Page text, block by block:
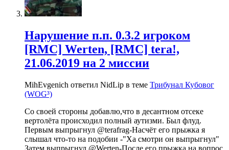
Нарушение п.п. 0.3.2 игроком
[RMC] Werten, [RMC] tera!,
21.06.2019 на 2 миссии
MihEvgenich ответил NidLip в теме Трибунал Кубовог
(WOG³)
Со своей стороны добавлю,что в десантном отсеке
вертолёта происходил полный аутизми. Был флуд.
Первым выпрыгнул @terafrag-Насчёт его прыжка я
слышал что-то на подобии -"Ха смотри он выпрыгнул"
Затем выпрыгнул @Werten-После его прыжка на вопрос